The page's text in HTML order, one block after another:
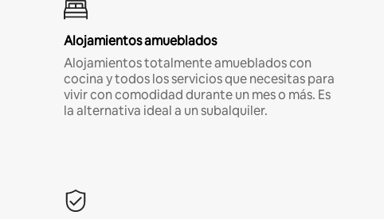
Alojamientos amueblados
Alojamientos totalmente amueblados con
cocina y todos los servicios que necesitas para
vivir con comodidad durante un mes o más. Es
la alternativa ideal a un subalquiler.